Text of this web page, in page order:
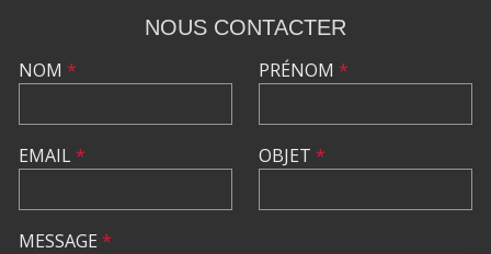
NOUS CONTACTER
NOM *
EMAIL*
PRÉNOM *
OBJET *
MESSAGE *